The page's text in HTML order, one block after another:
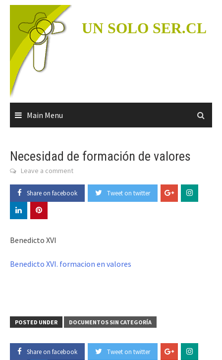
Skip
content
UN SOLO SER.CL
Main Menu
Necesidad de formación de valores
Leave a comment
Share on facebook Tweet on twitter
Benedicto XVI
Benedicto XVI. formacion en valores
POSTED UNDER DOCUMENTOS SIN CATEGORÍA
Share on facebook Tweet on twitter